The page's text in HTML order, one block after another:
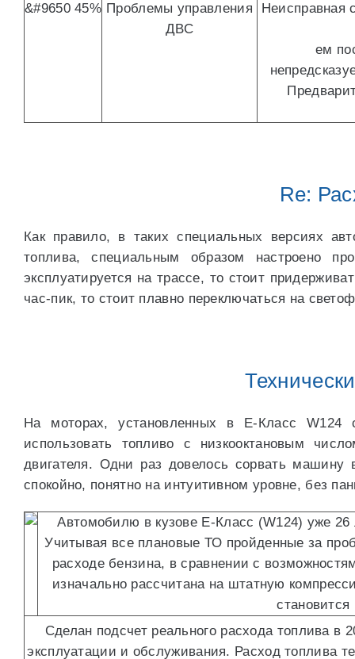
&#9650 45% Проблемы управления
ДВС
Неисправная
ем
Re:
Как правило, в таких специальных версиях
топлива, специальным образом настроено
эксплуатируется на трассе, то стоит
час-пик, то стоит плавно переключаться на
На моторах, установленных в E-Класс W124 с
использовать топливо с низкооктановым
двигателя. Одни раз довелось сорвать
спокойно, понятно на интуитивном уровне, без
Автомобилю в кузове E-Класс (W124) уже 26
Учитывая все плановые ТО пройденные за
расходе бензина, в сравнении с
изначально рассчитана на штатную
становится
Сделан подсчет реального расхода топлива
эксплуатации и обслуживания. Расход топлива